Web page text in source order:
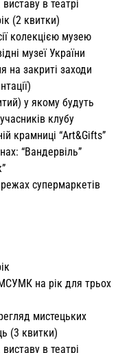
в театрі
(2 квитки)
колекцією музею
музеї України
на закриті заходи
у якому будуть
клубу
крамниці “Art&Gifts”
“Вандервіль”
супермаркетів
на рік для трьох
мистецьких
(3 квитки)
в театрі